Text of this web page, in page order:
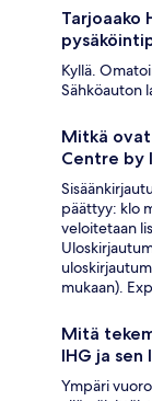
Tarjoaako
Kyllä.
Sähköauton
Mitkä
Centre by
päättyy: klo
veloitetaan
mukaan).
Mitä
IHG ja
Ympäri